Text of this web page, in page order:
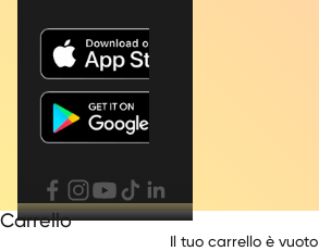
Carrello
Il tuo carrello è vuoto